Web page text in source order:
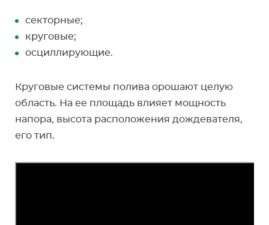
секторные;
круговые;
осциллирующие.
Круговые системы полива орошают целую
область. На ее площадь влияет мощность
напора, высота расположения дождевателя,
его тип.